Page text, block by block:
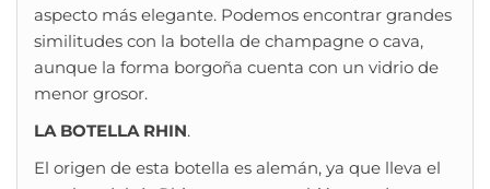
aspecto más elegante. Podemos encontrar grandes
similitudes con la botella de champagne o cava,
aunque la forma borgoña cuenta con un vidrio de
menor grosor.
LA BOTELLA RHIN.
El origen de esta botella es alemán, ya que lleva el